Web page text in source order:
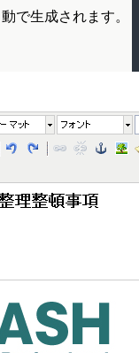
で生成されます。